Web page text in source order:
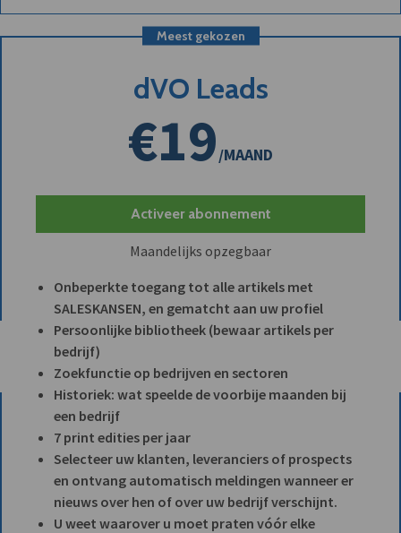
Meest gekozen
dVO Leads
€19/MAAND
Activeer abonnement
Maandelijks opzegbaar
Onbeperkte toegang tot alle artikels met
SALESKANSEN, en gematcht aan uw profiel
Persoonlijke bibliotheek (bewaar artikels per
bedrijf)
Zoekfunctie op bedrijven en sectoren
Historiek: wat speelde de voorbije maanden bij
een bedrijf
7 print edities per jaar
Selecteer uw klanten, leveranciers of prospects
en ontvang automatisch meldingen wanneer er
nieuws over hen of over uw bedrijf verschijnt.
U weet waarover u moet praten vóór elke